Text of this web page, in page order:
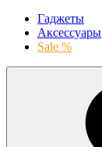
Гаджеты
Аксессуары
Sale %